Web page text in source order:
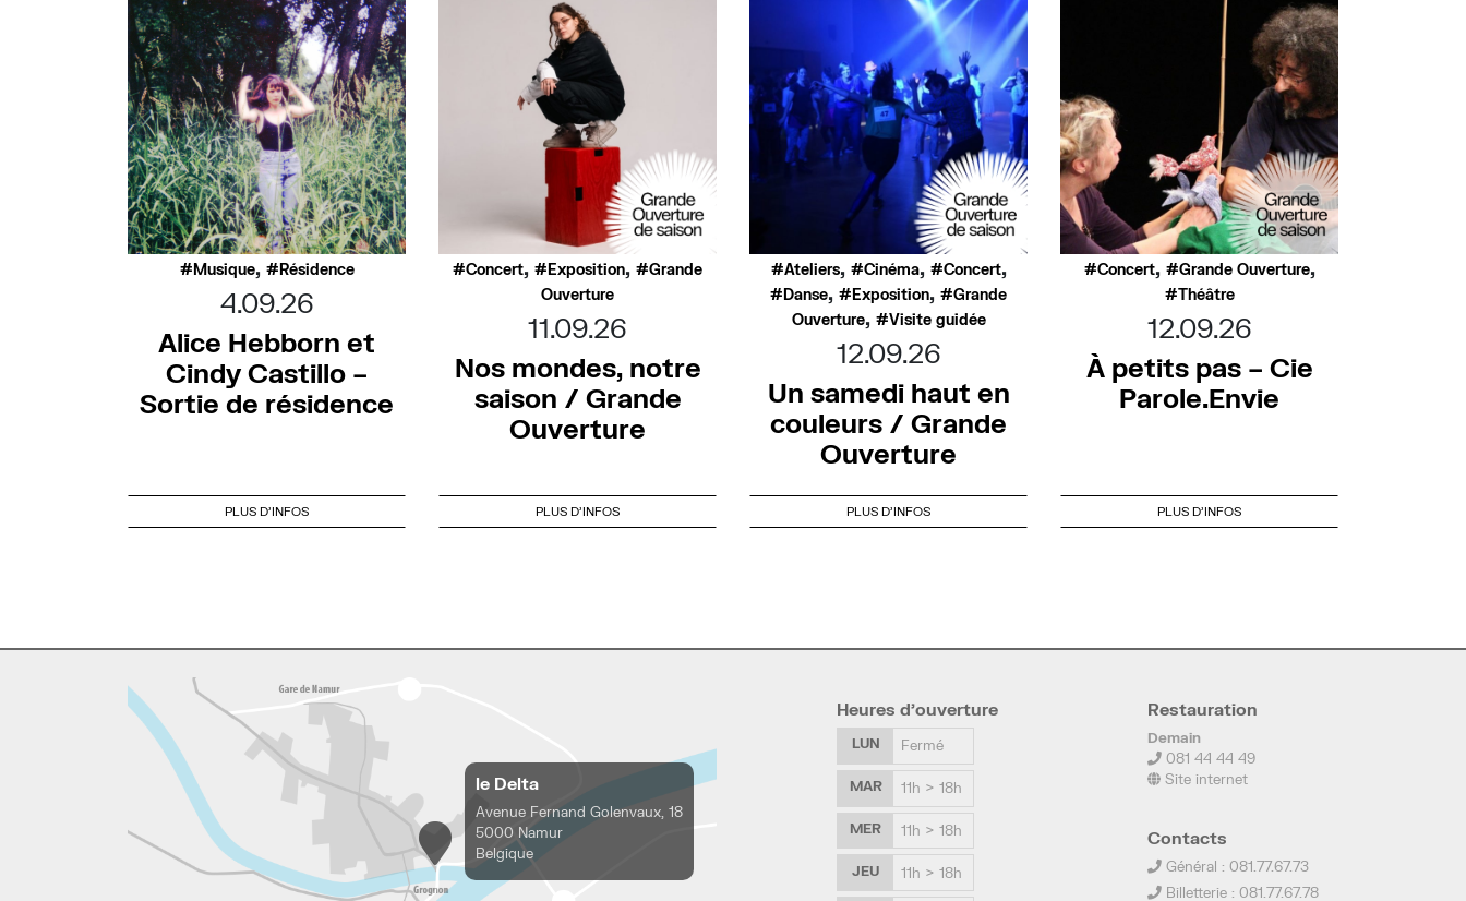
Musique, Résidence
4.09.26
Alice Hebborn et
Cindy Castillo –
Sortie de résidence
PLUS D'INFOS
Concert, Exposition,
Grande
Ouverture
11.09.26
Nos mondes, notre
saison / Grande
Ouverture
PLUS D'INFOS
Ateliers, Cinéma, Concert,
Danse, Exposition,
Grande
Ouverture, Visite guidée
12.09.26
Un samedi haut en
couleurs / Grande
Ouverture
PLUS D'INFOS
Concert, Grande Ouverture,
Théâtre
12.09.26
À petits pas – Cie
Parole.Envie
PLUS D'INFOS
le Delta
Avenue Fernand Golenvaux, 18
5000 Namur
Belgique
Heures d’ouverture
LUN Fermé
MAR 11h > 18h
MER 11h > 18h
JEU 11h > 18h
Restauration
Demain
081 44 44 49
Site internet
Contacts
Général : 081.77.67.73
Billetterie : 081.77.67.78